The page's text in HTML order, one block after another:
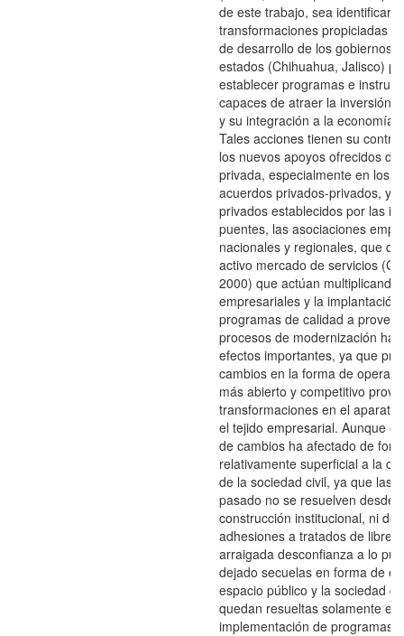
de este trabajo, sea identificar
transformaciones propiciadas
de desarrollo de los gobiernos
estados (Chihuahua, Jalisco)
establecer programas e
capaces de atraer la inversión
y su integración a la economía
Tales acciones tienen su
los nuevos apoyos ofrecidos
privada, especialmente en los
acuerdos privados-privados, y
privados establecidos por las
puentes, las asociaciones
nacionales y regionales, que
activo mercado de servicios
2000) que actúan multiplicando
empresariales y la implantación
programas de calidad a
procesos de modernización
efectos importantes, ya que
cambios en la forma de operar
más abierto y competitivo
transformaciones en el aparato
el tejido empresarial. Aunque
de cambios ha afectado de
relativamente superficial a la
de la sociedad civil, ya que las
pasado no se resuelven desde
construcción institucional, ni
adhesiones a tratados de libre
arraigada desconfianza a lo
dejado secuelas en forma de
espacio público y la sociedad
quedan resueltas solamente en
implementación de programas